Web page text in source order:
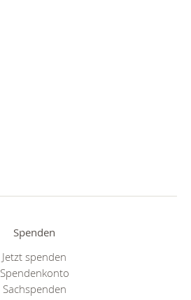
Spenden
Jetzt spenden
Spendenkonto
Sachspenden